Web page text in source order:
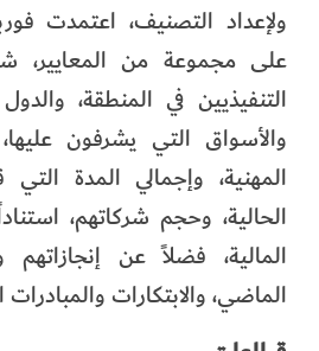
ولإعداد التصنيف، اعتمدت
على مجموعة من المعايير،
التنفيذيين في المنطقة،
والأسواق التي يشرفون
المهنية، وإجمالي المدة
الحالية، وحجم شركاتهم،
المالية، فضلاً عن إنجازاتهم
الماضي، والابتكارات